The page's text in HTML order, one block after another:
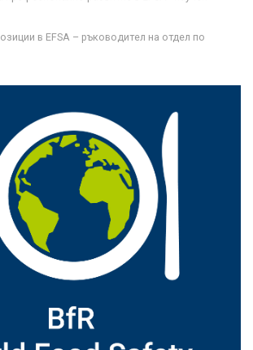
в EFSA – ръководител на отдел по